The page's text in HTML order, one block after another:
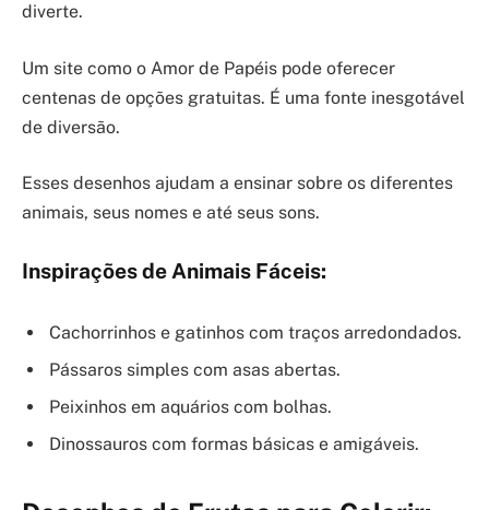
diverte.
Um site como o Amor de Papéis pode oferecer
centenas de opções gratuitas. É uma fonte inesgotável
de diversão.
Esses desenhos ajudam a ensinar sobre os diferentes
animais, seus nomes e até seus sons.
Inspirações de Animais Fáceis:
Cachorrinhos e gatinhos com traços arredondados.
Pássaros simples com asas abertas.
Peixinhos em aquários com bolhas.
Dinossauros com formas básicas e amigáveis.